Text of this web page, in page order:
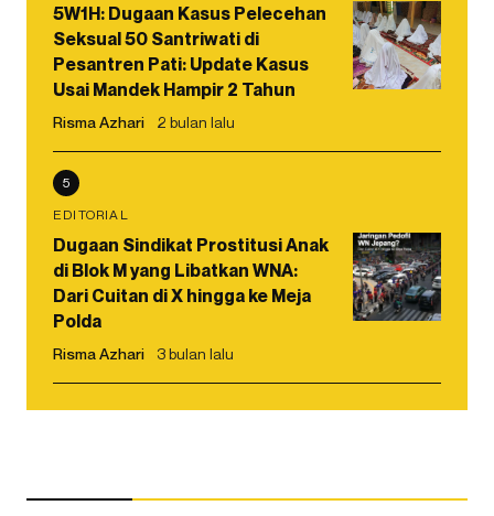
5W1H: Dugaan Kasus Pelecehan
Seksual 50 Santriwati di
Pesantren Pati: Update Kasus
Usai Mandek Hampir 2 Tahun
Risma Azhari 2 bulan lalu
5
EDITORIAL
Dugaan Sindikat Prostitusi Anak
di Blok M yang Libatkan WNA:
Dari Cuitan di X hingga ke Meja
Polda
Risma Azhari 3 bulan lalu